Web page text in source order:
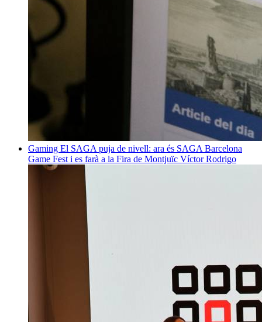
Gaming El SAGA puja de nivell: ara és SAGA Barcelona
Game Fest i es farà a la Fira de Montjuïc Víctor Rodrigo